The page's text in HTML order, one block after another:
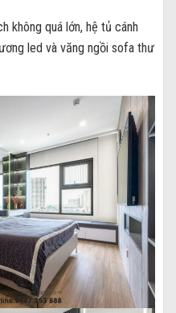
không quá lớn, hệ tủ cánh
led và văng ngồi sofa thư